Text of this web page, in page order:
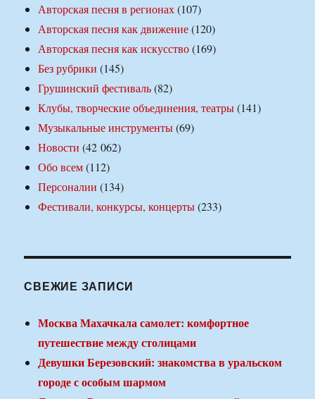
Авторская песня в регионах(107)
Авторская песня как движение(120)
Авторская песня как искусство(169)
Без рубрики (145)
Грушинский фестиваль(82)
Клубы, творческие объединения, театры(141)
Музыкальные инструменты(69)
Новости (42 062)
Обо всем(112)
Персоналии (134)
Фестивали, конкурсы, концерты(233)
СВЕЖИЕ ЗАПИСИ
Москва Махачкала самолет: комфортное
путешествие между столицами
Девушки Березовский: знакомства в уральском
городе с особым шармом